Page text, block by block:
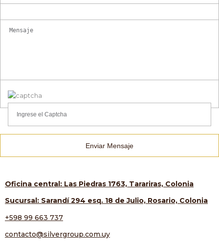
Enviar Mensaje
Oficina central: Las Piedras 1763, Tarariras, Colonia
Sucursal: Sarandí 294 esq. 18 de Julio, Rosario, Colonia
+598 99 663 737
contacto@silvergroup.com.uy